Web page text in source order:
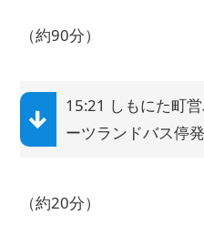
（約90分）
15:21 しもにた町
ーツランドバス停発
（約20分）